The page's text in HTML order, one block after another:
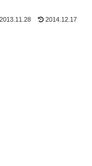
2013.11.28 2014.12.17